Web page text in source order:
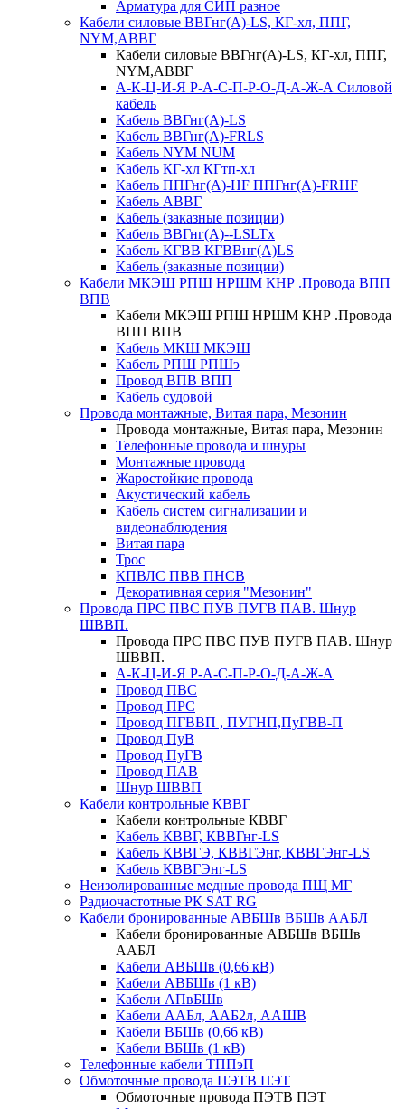
Арматура для СИП разное
Кабели силовые ВВГнг(А)-LS, КГ-хл, ППГ,
NYM,АВВГ
Кабели силовые ВВГнг(А)-LS, КГ-хл, ППГ,
NYM,АВВГ
А-К-Ц-И-Я Р-А-С-П-Р-О-Д-А-Ж-А Силовой
кабель
Кабель ВВГнг(А)-LS
Кабель ВВГнг(А)-FRLS
Кабель NYM NUM
Кабель КГ-хл КГтп-хл
Кабель ППГнг(А)-HF ППГнг(А)-FRHF
Кабель АВВГ
Кабель (заказные позиции)
Кабель ВВГнг(А)--LSLTx
Кабель КГВВ КГВВнг(А)LS
Кабель (заказные позиции)
Кабели МКЭШ РПШ НРШМ КНР .Провода ВПП
ВПВ
Кабели МКЭШ РПШ НРШМ КНР .Провода
ВПП ВПВ
Кабель МКШ МКЭШ
Кабель РПШ РПШэ
Провод ВПВ ВПП
Кабель судовой
Провода монтажные, Витая пара, Мезонин
Провода монтажные, Витая пара, Мезонин
Телефонные провода и шнуры
Монтажные провода
Жаростойкие провода
Акустический кабель
Кабель систем сигнализации и
видеонаблюдения
Витая пара
Трос
КПВЛС ПВВ ПНСВ
Декоративная серия "Мезонин"
Провода ПРС ПВС ПУВ ПУГВ ПАВ. Шнур
ШВВП.
Провода ПРС ПВС ПУВ ПУГВ ПАВ. Шнур
ШВВП.
А-К-Ц-И-Я Р-А-С-П-Р-О-Д-А-Ж-А
Провод ПВС
Провод ПРС
Провод ПГВВП , ПУГНП,ПуГВВ-П
Провод ПуВ
Провод ПуГВ
Провод ПАВ
Шнур ШВВП
Кабели контрольные КВВГ
Кабели контрольные КВВГ
Кабель КВВГ, КВВГнг-LS
Кабель КВВГЭ, КВВГЭнг, КВВГЭнг-LS
Кабель КВВГЭнг-LS
Неизолированные медные провода ПЩ МГ
Радиочастотные РК SAT RG
Кабели бронированные АВБШв ВБШв ААБЛ
Кабели бронированные АВБШв ВБШв
ААБЛ
Кабели АВБШв (0,66 кВ)
Кабели АВБШв (1 кВ)
Кабели АПвБШв
Кабели ААБл, ААБ2л, ААШВ
Кабели ВБШв (0,66 кВ)
Кабели ВБШв (1 кВ)
Телефонные кабели ТППэП
Обмоточные провода ПЭТВ ПЭТ
Обмоточные провода ПЭТВ ПЭТ